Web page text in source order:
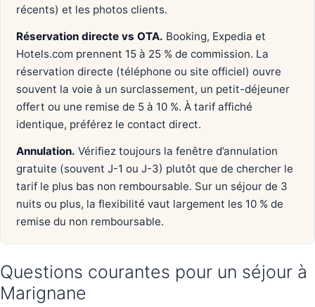
récents) et les photos clients.
Réservation directe vs OTA. Booking, Expedia et
Hotels.com prennent 15 à 25 % de commission. La
réservation directe (téléphone ou site officiel) ouvre
souvent la voie à un surclassement, un petit-déjeuner
offert ou une remise de 5 à 10 %. À tarif affiché
identique, préférez le contact direct.
Annulation. Vérifiez toujours la fenêtre d’annulation
gratuite (souvent J-1 ou J-3) plutôt que de chercher le
tarif le plus bas non remboursable. Sur un séjour de 3
nuits ou plus, la flexibilité vaut largement les 10 % de
remise du non remboursable.
Questions courantes pour un séjour à
Marignane